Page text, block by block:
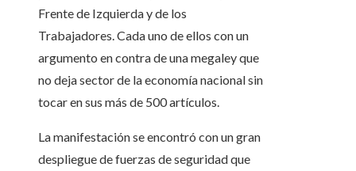
Frente de Izquierda y de los
Trabajadores. Cada uno de ellos con un
argumento en contra de una megaley que
no deja sector de la economía nacional sin
tocar en sus más de 500 artículos.
La manifestación se encontró con un gran
despliegue de fuerzas de seguridad que